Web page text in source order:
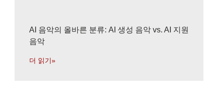
AI 음악의 올바른 분류: AI 생성 음악 vs. AI 지원
음악
더 읽기»